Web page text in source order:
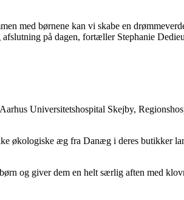
med børnene kan vi skabe en
på dagen, fortæller Stephanie
Universitetshospital Skejby,
økologiske æg fra Danæg i deres butikker
og giver dem en helt særlig aften med